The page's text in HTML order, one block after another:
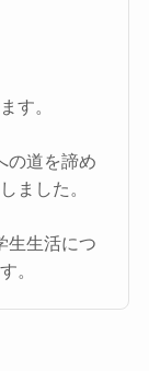
す。
の道を諦め
ました。
生生活につ
。